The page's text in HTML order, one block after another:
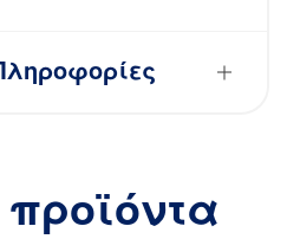
προϊόντα